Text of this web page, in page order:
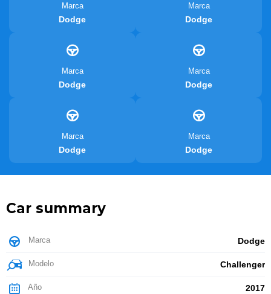
Marca
Dodge
Marca
Dodge
Marca
Dodge
Marca
Dodge
Marca
Dodge
Marca
Dodge
Car summary
Marca Dodge
Modelo Challenger
Año 2017